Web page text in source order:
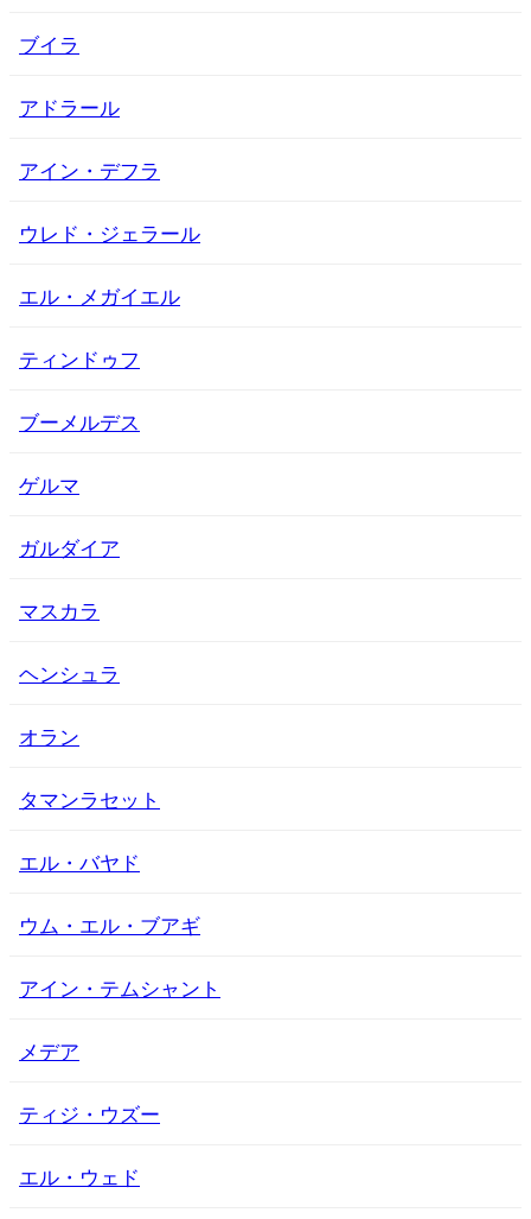
ブイラ
アドラール
アイン・デフラ
ウレド・ジェラール
エル・メガイエル
ティンドゥフ
ブーメルデス
ゲルマ
ガルダイア
マスカラ
ヘンシュラ
オラン
タマンラセット
エル・バヤド
ウム・エル・ブアギ
アイン・テムシャント
メデア
ティジ・ウズー
エル・ウェド